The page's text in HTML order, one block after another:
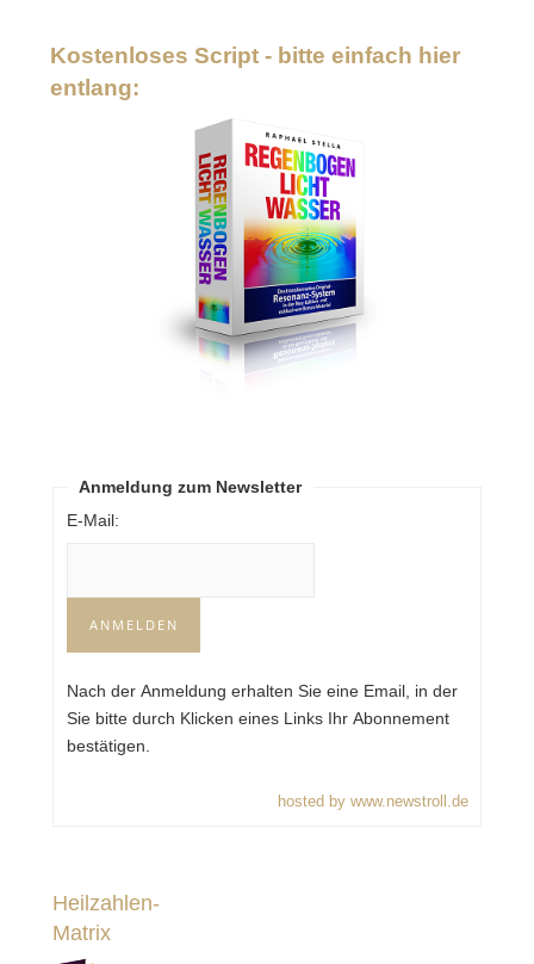
Kostenloses Script - bitte einfach hier
entlang:
Anmeldung zum Newsletter
E-Mail:
Nach der Anmeldung erhalten Sie eine Email, in der
Sie bitte durch Klicken eines Links Ihr Abonnement
bestätigen.
hosted by www.newstroll.de
Heilzahlen-
Matrix